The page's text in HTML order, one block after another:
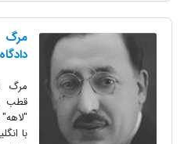
مرگ
مرگ
قطب
"لاهه"
با